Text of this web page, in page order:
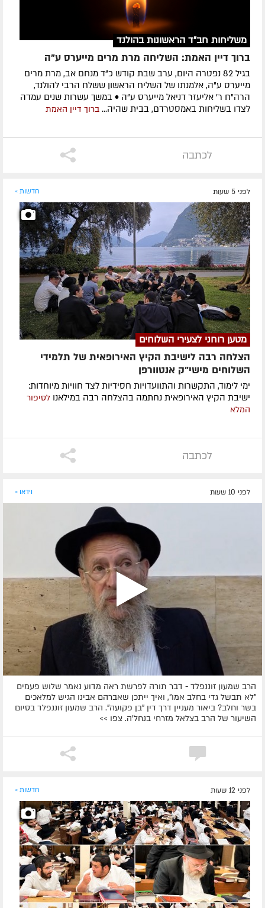
משליחות חב"ד הראשונות בהולנד
ברוך דיין האמת: השליחה מרת מרים מייערס ע"ה
בגיל 82 נפטרה היום, ערב שבת קודש כ"ד מנחם אב, מרת מרים
מייערס ע"ה, אלמנתו של השליח הראשון ששלח הרבי להולנד,
הרה"ח ר' אליעזר דניאל מייערס ע"ה • במשך עשרות שנים עמדה
לצדו בשליחות באמסטרדם, בבית שהיה... ברוך דיין האמת
לכתבה
לפני 5 שעות חדשות »
מטען רוחני לצעירי השלוחים
הצלחה רבה לישיבת הקיץ האירופאית של תלמידי
השלוחים מישי"ק אנטוורפן
ימי לימוד, התקשרות והתוועדויות חסידיות לצד חוויות מיוחדות:
ישיבת הקיץ האירופאית נחתמה בהצלחה רבה במילאנו לסיפור
המלא
לכתבה
לפני 10 שעות וידאו »
הרב שמעון זוננפלד - דבר תורה לפרשת ראה מדוע נאמר שלוש פעמים
"לא תבשל גדי בחלב אמו", ואיך ייתכן שאברהם אבינו הגיש למלאכים
בשר וחלב? ביאור מעניין דרך דין "בן פקועה". הרב שמעון זוננפלד בסיום
השיעור של הרב בצלאל מזרחי בנחל'ה. צפו >>
לפני 12 שעות חדשות »